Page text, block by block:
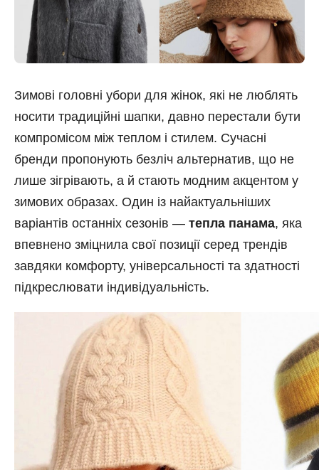
Зимові головні убори для жінок, які не люблять
носити традиційні шапки, давно перестали бути
компромісом між теплом і стилем. Сучасні
бренди пропонують безліч альтернатив, що не
лише зігрівають, а й стають модним акцентом у
зимових образах. Один із найактуальніших
варіантів останніх сезонів — тепла панама, яка
впевнено зміцнила свої позиції серед трендів
завдяки комфорту, універсальності та здатності
підкреслювати індивідуальність.